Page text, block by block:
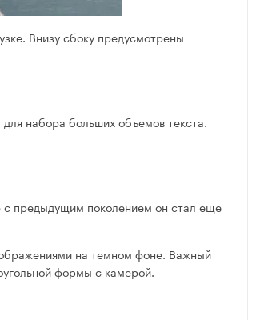
Внизу сбоку предусмотрены
набора больших объемов текста.
с предыдущим поколением он стал еще
на темном фоне. Важный
формы с камерой.